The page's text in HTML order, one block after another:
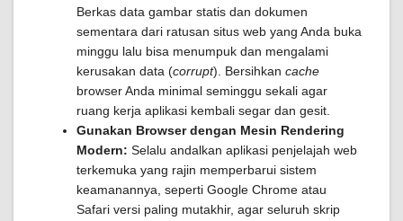
Berkas data gambar statis dan dokumen
sementara dari ratusan situs web yang Anda buka
minggu lalu bisa menumpuk dan mengalami
kerusakan data (corrupt). Bersihkan cache
browser Anda minimal seminggu sekali agar
ruang kerja aplikasi kembali segar dan gesit.
Gunakan Browser dengan Mesin Rendering
Modern: Selalu andalkan aplikasi penjelajah web
terkemuka yang rajin memperbarui sistem
keamanannya, seperti Google Chrome atau
Safari versi paling mutakhir, agar seluruh skrip